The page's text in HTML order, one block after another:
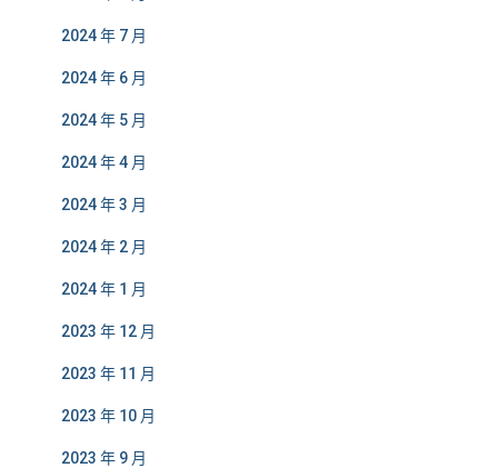
2024 年 7 月
2024 年 6 月
2024 年 5 月
2024 年 4 月
2024 年 3 月
2024 年 2 月
2024 年 1 月
2023 年 12 月
2023 年 11 月
2023 年 10 月
2023 年 9 月